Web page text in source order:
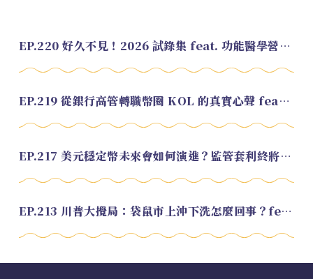
EP.220 好久不見！2026 試錄集 feat. 功能醫學營養師 美寶
EP.219 從銀行高管轉職幣圈 KOL 的真實心聲 feat.龜大
EP.217 美元穩定幣未來會如何演進？監管套利終將收斂？feat. 研究員 余哲安
EP.213 川普大攪局：袋鼠市上沖下洗怎麼回事？feat. Alvin